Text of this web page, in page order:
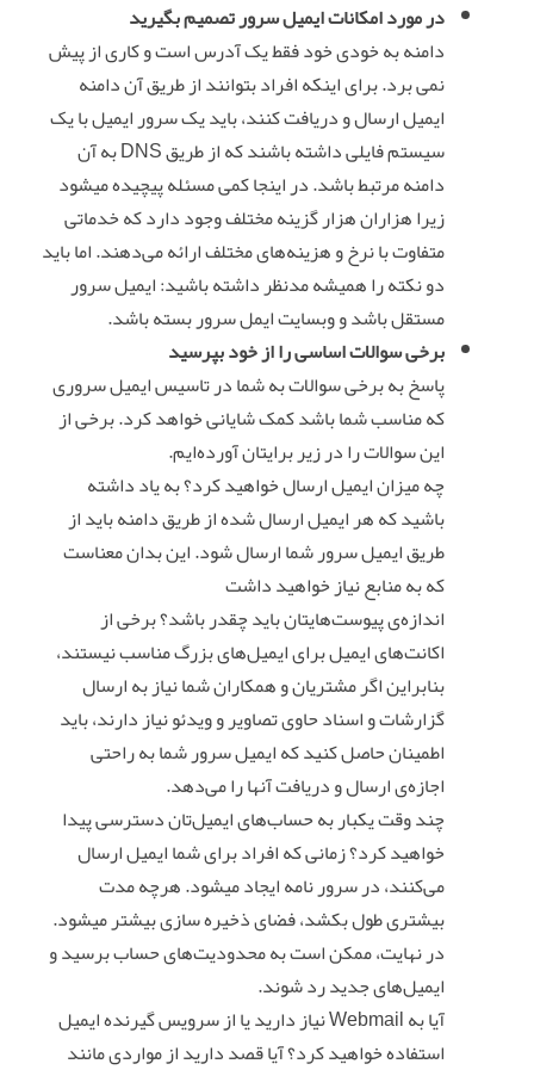
در مورد امکانات ایمیل سرور تصمیم بگیرید
دامنه به خودی خود فقط یک آدرس است و کاری از پیش
نمی برد. برای اینکه افراد بتوانند از طریق آن دامنه
ایمیل ارسال و دریافت کنند، باید یک سرور ایمیل با یک
سیستم فایلی داشته باشند که از طریق DNS به آن
دامنه مرتبط باشد. در اینجا کمی مسئله پیچیده میشود
زیرا هزاران هزار گزینه مختلف وجود دارد که خدماتی
متفاوت با نرخ و هزینه‌های مختلف ارائه می‌دهند. اما باید
دو نکته را همیشه مدنظر داشته باشید: ایمیل سرور
مستقل باشد و وبسایت ایمل سرور بسته باشد.
برخی سوالات اساسی را از خود بپرسید
پاسخ به برخی سوالات به شما در تاسیس ایمیل سروری
که مناسب شما باشد کمک شایانی خواهد کرد. برخی از
این سوالات را در زیر برایتان آورده‌ایم.
چه میزان ایمیل ارسال خواهید کرد؟ به یاد داشته
باشید که هر ایمیل ارسال شده از طریق دامنه باید از
طریق ایمیل سرور شما ارسال شود. این بدان معناست
که به منابع نیاز خواهید داشت
اندازه‌ی پیوست‌هایتان باید چقدر باشد؟ برخی از
اکانت‌های ایمیل برای ایمیل‌های بزرگ مناسب نیستند،
بنابراین اگر مشتریان و همکاران شما نیاز به ارسال
گزارشات و اسناد حاوی تصاویر و ویدئو نیاز دارند، باید
اطمینان حاصل کنید که ایمیل سرور شما به راحتی
اجازه‌ی ارسال و دریافت آنها را می‌دهد.
چند وقت یکبار به حساب‌های ایمیل‌تان دسترسی پیدا
خواهید کرد؟ زمانی که افراد برای شما ایمیل ارسال
می‌کنند، در سرور نامه ایجاد میشود. هرچه مدت
بیشتری طول بکشد، فضای ذخیره سازی بیشتر میشود.
در نهایت، ممکن است به محدودیت‌های حساب برسید و
ایمیل‌های جدید رد شوند.
آیا به Webmail نیاز دارید یا از سرویس گیرنده ایمیل
استفاده خواهید کرد؟ آیا قصد دارید از مواردی مانند